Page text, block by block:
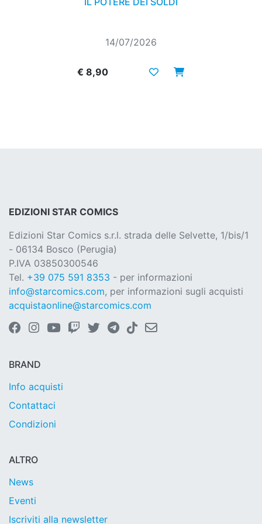
14/07/2026
€ 8,90
EDIZIONI STAR COMICS
Edizioni Star Comics s.r.l. strada delle Selvette, 1/bis/1
- 06134 Bosco (Perugia)
P.IVA 03850300546
Tel. +39 075 591 8353 - per informazioni
info@starcomics.com, per informazioni sugli acquisti
acquistaonline@starcomics.com
BRAND
Info acquisti
Contattaci
Condizioni
ALTRO
News
Eventi
Iscriviti alla newsletter